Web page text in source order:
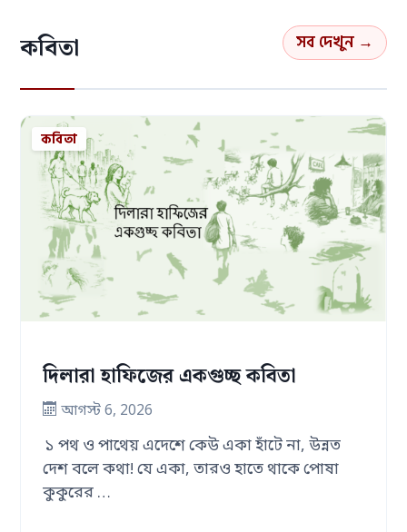
কবিতা সব দেখুন →
কবিতা
দিলারা হাফিজের একগুচ্ছ কবিতা
আগস্ট 6, 2026
১ পথ ও পাথেয় এদেশে কেউ একা হাঁটে না, উন্নত
দেশ বলে কথা! যে একা, তারও হাতে থাকে পোষা
কুকুরের …